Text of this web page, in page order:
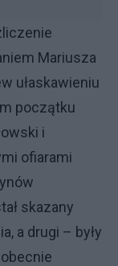
Mariusza
ułaskawieniu
początku
i
ofiarami
skazany
a drugi – były